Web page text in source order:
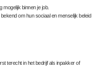
mogelijk binnen je job.
om hun sociaal en menselijk beleid
terecht in het bedrijf als inpakker of